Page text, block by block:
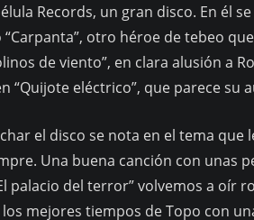
Records, un gran disco. En él
“Carpanta”, otro héroe de tebeo
de viento”, en clara alusión a
“Quijote eléctrico”, que parece su
el disco se nota en el tema que
Una buena canción con unas
palacio del terror” volvemos a oír
mejores tiempos de Topo con